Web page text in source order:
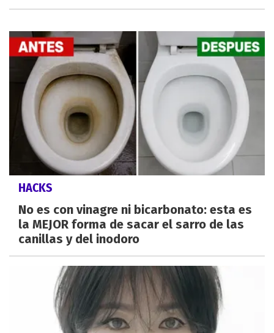
HACKS
No es con vinagre ni bicarbonato: esta es
la MEJOR forma de sacar el sarro de las
canillas y del inodoro